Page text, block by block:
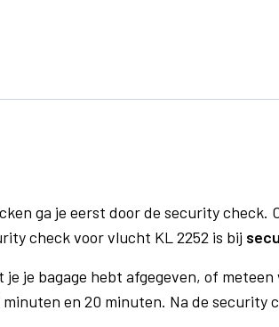
ga je eerst door de security
check voor vlucht KL 2252 is bij
je bagage hebt afgegeven, of
en 20 minuten. Na de security